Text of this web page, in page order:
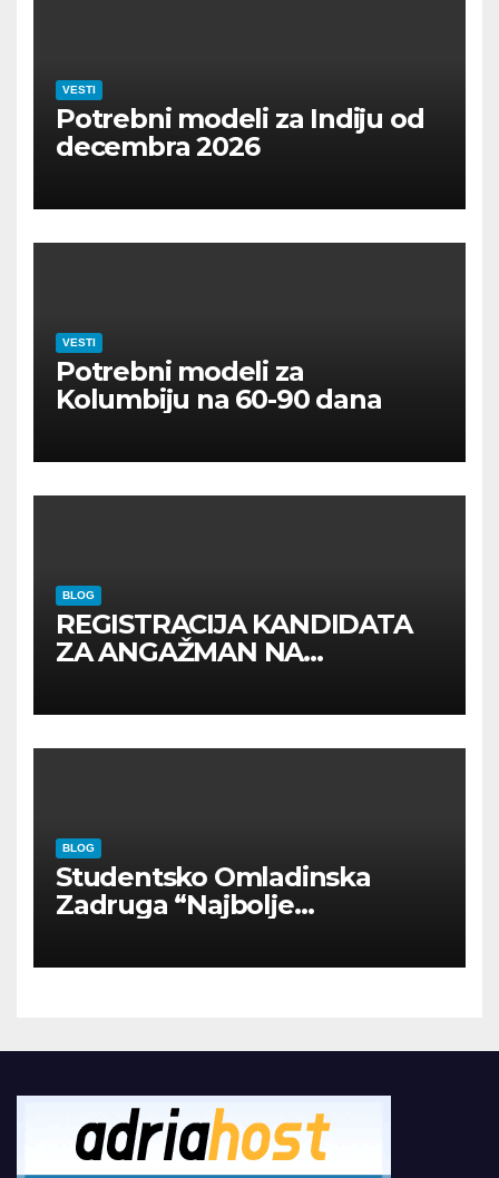
VESTI
Potrebni modeli za Indiju od
decembra 2026
VESTI
Potrebni modeli za
Kolumbiju na 60-90 dana
BLOG
REGISTRACIJA KANDIDATA
ZA ANGAŽMAN NA
BLOG
Studentsko Omladinska
Zadruga “Najbolje